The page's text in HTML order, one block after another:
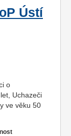
Ústí
o
Uchazeči
ve věku 50